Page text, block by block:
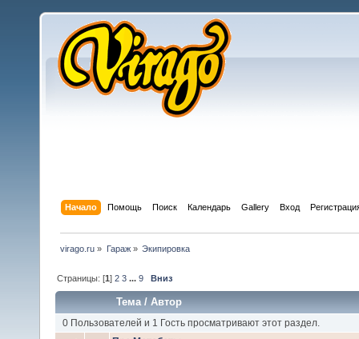
Начало Помощь Поиск Календарь Gallery Вход
virago.ru » Гараж» Экипировка
Страницы: [1]2 3 ...9 Вниз
Тема/Автор
0 Пользователей и 1 Гость просматривают этот раздел.